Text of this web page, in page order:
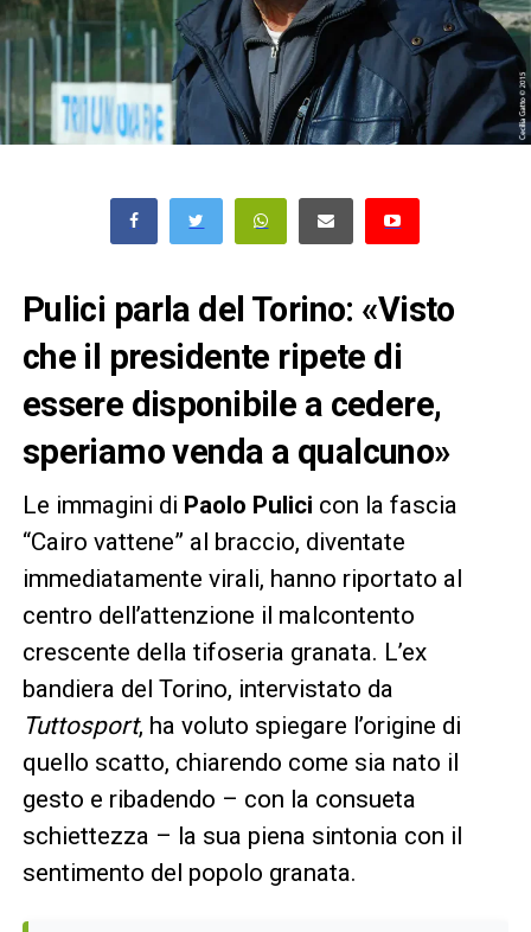
Pulici parla del Torino: «Visto
che il presidente ripete di
essere disponibile a cedere,
speriamo venda a qualcuno»
Le immagini di Paolo Pulici con la fascia
“Cairo vattene” al braccio, diventate
immediatamente virali, hanno riportato al
centro dell’attenzione il malcontento
crescente della tifoseria granata. L’ex
bandiera del Torino, intervistato da
Tuttosport, ha voluto spiegare l’origine di
quello scatto, chiarendo come sia nato il
gesto e ribadendo – con la consueta
schiettezza – la sua piena sintonia con il
sentimento del popolo granata.